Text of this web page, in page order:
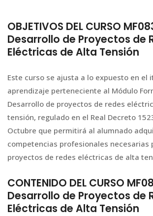
OBJETIVOS DEL CURSO
Desarrollo de Proyectos de
Eléctricas de Alta Tensión
Este curso se ajusta a lo expuesto en el
aprendizaje perteneciente al Módulo
Desarrollo de proyectos de redes
tensión, regulado en el Real Decreto
Octubre que permitirá al alumnado
competencias profesionales necesarias
proyectos de redes eléctricas de alta
CONTENIDO DEL CURSO
Desarrollo de Proyectos de
Eléctricas de Alta Tensión